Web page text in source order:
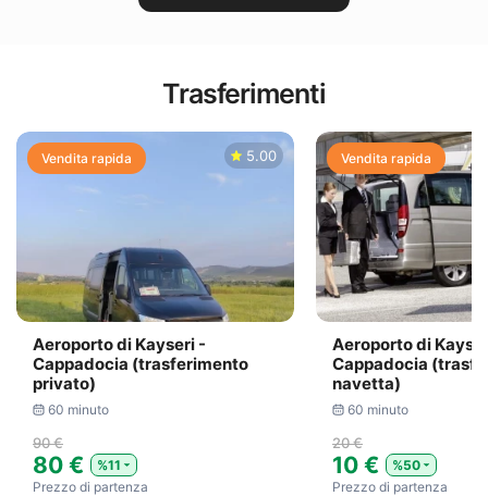
Trasferimenti
Vendita rapida 5.00
Aeroporto di Kayseri -
Cappadocia (trasferimento
privato)
60 minuto
90 €
80 €
%11
Prezzo di partenza
Vendita rapida
Aeroporto di
Cappadocia
navetta)
60 minuto
20 €
10 €
%50
Prezzo di partenza